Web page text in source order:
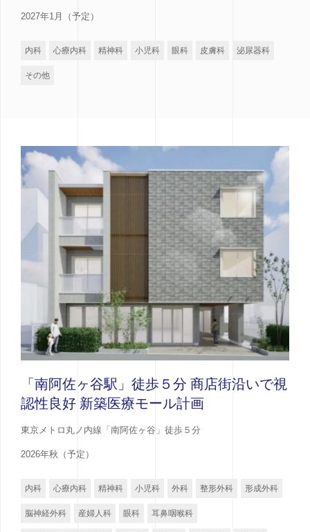
2027年1月（予定）
内科 心療内科 精神科 小児科 眼科 皮膚科 泌尿器科
その他
「南阿佐ヶ谷駅」徒歩５分 商店街沿いで視
認性良好 新築医療モール計画
東京メトロ丸ノ内線「南阿佐ヶ谷」徒歩５分
2026年秋（予定）
内科 心療内科 精神科 小児科 外科 整形外科 形成外科
脳神経外科 産婦人科 眼科 耳鼻咽喉科